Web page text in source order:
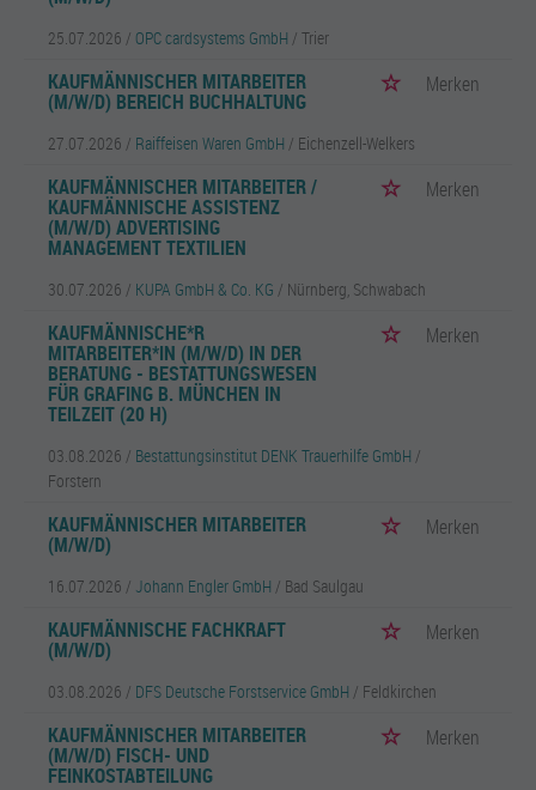
25.07.2026 / OPC cardsystems GmbH / Trier
KAUFMÄNNISCHER MITARBEITER
(M/W/D) BEREICH BUCHHALTUNG
Merken
27.07.2026 / Raiffeisen Waren GmbH / Eichenzell-Welkers
KAUFMÄNNISCHER MITARBEITER /
KAUFMÄNNISCHE ASSISTENZ
(M/W/D) ADVERTISING
MANAGEMENT TEXTILIEN
Merken
30.07.2026 / KUPA GmbH & Co. KG / Nürnberg, Schwabach
KAUFMÄNNISCHE*R
MITARBEITER*IN (M/W/D) IN DER
BERATUNG - BESTATTUNGSWESEN
FÜR GRAFING B. MÜNCHEN IN
TEILZEIT (20 H)
Merken
03.08.2026 / Bestattungsinstitut DENK Trauerhilfe GmbH /
Forstern
KAUFMÄNNISCHER MITARBEITER
(M/W/D)
Merken
16.07.2026 / Johann Engler GmbH / Bad Saulgau
KAUFMÄNNISCHE FACHKRAFT
(M/W/D)
Merken
03.08.2026 / DFS Deutsche Forstservice GmbH / Feldkirchen
KAUFMÄNNISCHER MITARBEITER
(M/W/D) FISCH- UND
FEINKOSTABTEILUNG
Merken